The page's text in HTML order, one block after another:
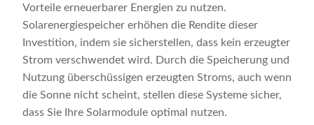
Vorteile erneuerbarer Energien zu nutzen.
Solarenergiespeicher erhöhen die Rendite dieser
Investition, indem sie sicherstellen, dass kein erzeugter
Strom verschwendet wird. Durch die Speicherung und
Nutzung überschüssigen erzeugten Stroms, auch wenn
die Sonne nicht scheint, stellen diese Systeme sicher,
dass Sie Ihre Solarmodule optimal nutzen.